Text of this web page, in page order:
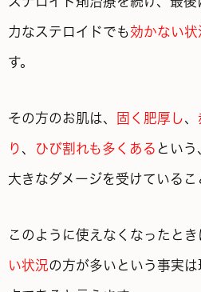
力なステロイドでも効かない状
す。
その方のお肌は、 固く肥厚し、
り 、 ひび割れも多くある とい
大きなダメージを受けているこ
このように使えなくなったとき
い状況の方が多いという事実